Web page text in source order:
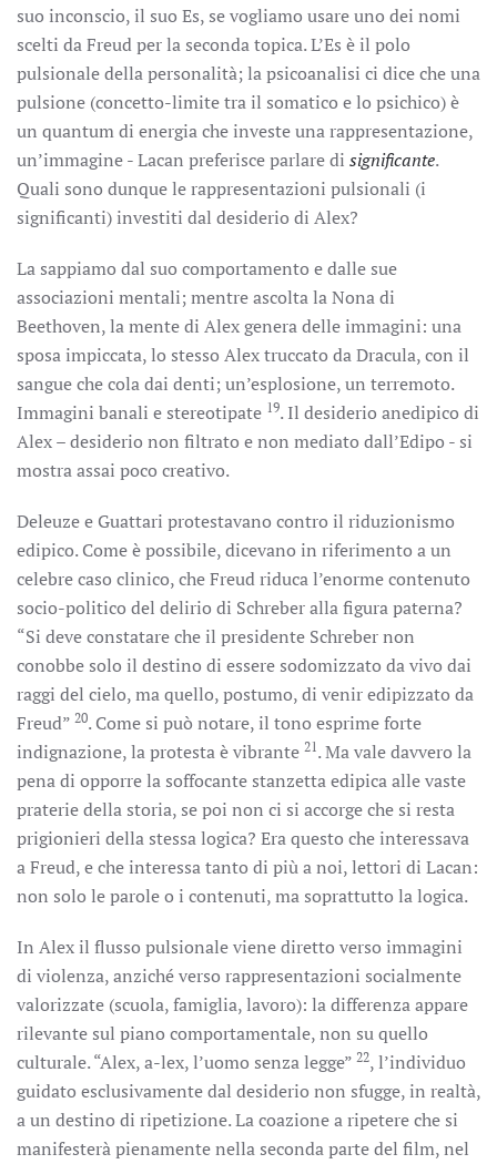
suo inconscio, il suo Es, se vogliamo usare uno dei nomi
scelti da Freud per la seconda topica. L’Es è il polo
pulsionale della personalità; la psicoanalisi ci dice che una
pulsione (concetto-limite tra il somatico e lo psichico) è
un quantum di energia che investe una rappresentazione,
un’immagine - Lacan preferisce parlare di significante.
Quali sono dunque le rappresentazioni pulsionali (i
significanti) investiti dal desiderio di Alex?
La sappiamo dal suo comportamento e dalle sue
associazioni mentali; mentre ascolta la Nona di
Beethoven, la mente di Alex genera delle immagini: una
sposa impiccata, lo stesso Alex truccato da Dracula, con il
sangue che cola dai denti; un’esplosione, un terremoto.
Immagini banali e stereotipate 19. Il desiderio anedipico di
Alex – desiderio non filtrato e non mediato dall’Edipo - si
mostra assai poco creativo.
Deleuze e Guattari protestavano contro il riduzionismo
edipico. Come è possibile, dicevano in riferimento a un
celebre caso clinico, che Freud riduca l’enorme contenuto
socio-politico del delirio di Schreber alla figura paterna?
“Si deve constatare che il presidente Schreber non
conobbe solo il destino di essere sodomizzato da vivo dai
raggi del cielo, ma quello, postumo, di venir edipizzato da
Freud” 20. Come si può notare, il tono esprime forte
indignazione, la protesta è vibrante 21. Ma vale davvero la
pena di opporre la soffocante stanzetta edipica alle vaste
praterie della storia, se poi non ci si accorge che si resta
prigionieri della stessa logica? Era questo che interessava
a Freud, e che interessa tanto di più a noi, lettori di Lacan:
non solo le parole o i contenuti, ma soprattutto la logica.
In Alex il flusso pulsionale viene diretto verso immagini
di violenza, anziché verso rappresentazioni socialmente
valorizzate (scuola, famiglia, lavoro): la differenza appare
rilevante sul piano comportamentale, non su quello
culturale. “Alex, a-lex, l’uomo senza legge” 22, l’individuo
guidato esclusivamente dal desiderio non sfugge, in realtà,
a un destino di ripetizione. La coazione a ripetere che si
manifesterà pienamente nella seconda parte del film, nel